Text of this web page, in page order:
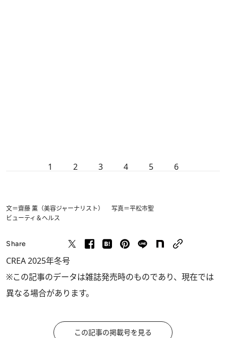
1 2 3 4 5 6
文＝齋藤 薫（美容ジャーナリスト） 写真＝平松市聖
ビューティ＆ヘルス
Share
CREA 2025年冬号
※この記事のデータは雑誌発売時のものであり、現在では
異なる場合があります。
この記事の掲載号を見る